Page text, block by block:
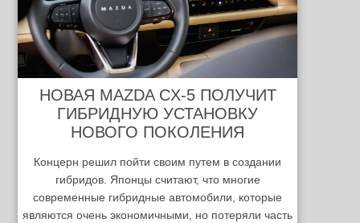
НОВАЯ MAZDA CX-5 ПОЛУЧИТ
ГИБРИДНУЮ УСТАНОВКУ
НОВОГО ПОКОЛЕНИЯ
Концерн решил пойти своим путем в создании
гибридов. Японцы считают, что многие
современные гибридные автомобили, которые
являются очень экономичными, но потеряли часть